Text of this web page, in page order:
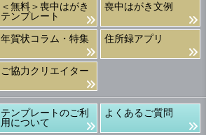
＜無料＞喪中はがき
テンプレート
喪中はがき文例
年賀状コラム・特集 住所録アプリ
ご協力クリエイター
テンプレートのご利
用について
よくあるご質問